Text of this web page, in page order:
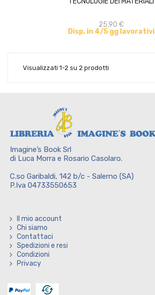
25,90 €
Disp. in 4/5 gg lavorativi
Visualizzati 1-2 su 2 prodotti
Imagine’s Book Srl
di Luca Morra e Rosario Casolaro.
C.so Garibaldi, 142 b/c - Salerno (SA)
P.Iva 04733550653
Il mio account
Chi siamo
Contattaci
Spedizioni e resi
Condizioni
Privacy